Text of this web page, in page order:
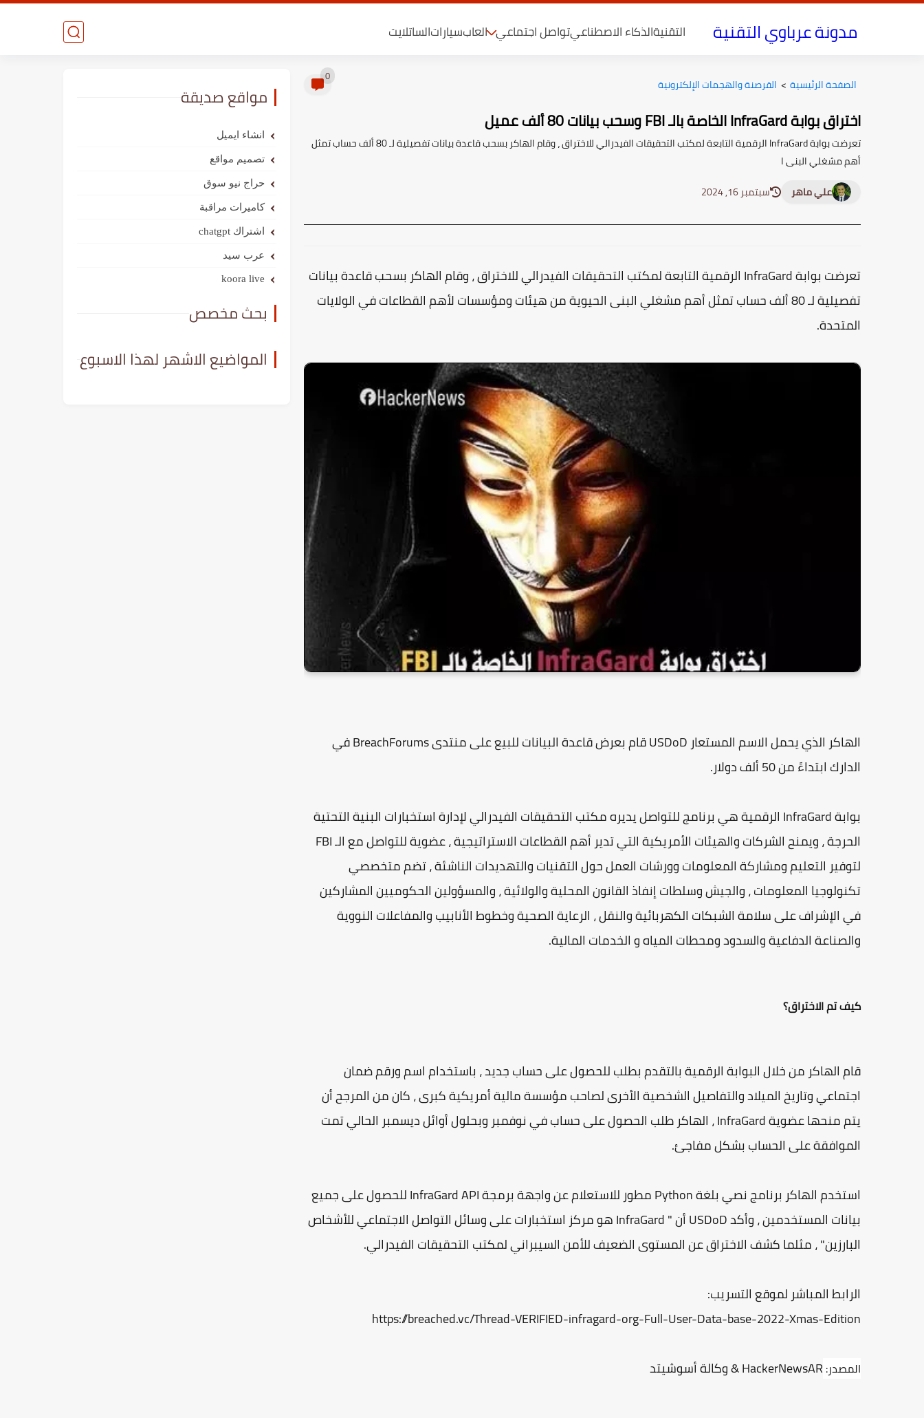
مدونة عرباوي التقنية التقنيةالذكاء الاصطناعيتواصل اجتماعي العابسياراتالساتلايت
الصفحة الرئيسية > القرصنة والهجمات الإلكترونية 0
اختراق بوابة InfraGard الخاصة بالـ FBI وسحب بيانات 80 ألف عميل
تعرضت بوابة InfraGard الرقمية التابعة لمكتب التحقيقات الفيدرالي للاختراق ، وقام الهاكر بسحب قاعدة بيانات تفصيلية لـ 80 ألف حساب تمثل
أهم مشغلي البنى ا
علي ماهر
سبتمبر 16, 2024
تعرضت بوابة InfraGard الرقمية التابعة لمكتب التحقيقات الفيدرالي للاختراق ، وقام الهاكر بسحب قاعدة بيانات
تفصيلية لـ 80 ألف حساب تمثل أهم مشغلي البنى الحيوية من هيئات ومؤسسات لأهم القطاعات في الولايات
المتحدة.
الهاكر الذي يحمل الاسم المستعار USDoD قام بعرض قاعدة البيانات للبيع على منتدى BreachForums في
الدارك ابتداءً من 50 ألف دولار.
بوابة InfraGard الرقمية هي برنامج للتواصل يديره مكتب التحقيقات الفيدرالي لإدارة استخبارات البنية التحتية
الحرجة ، ويمنح الشركات والهيئات الأمريكية التي تدير أهم القطاعات الاستراتيجية ، عضوية للتواصل مع الـ FBI
لتوفير التعليم ومشاركة المعلومات وورشات العمل حول التقنيات والتهديدات الناشئة ، تضم متخصصي
تكنولوجيا المعلومات ، والجيش وسلطات إنفاذ القانون المحلية والولائية ، والمسؤولين الحكوميين المشاركين
في الإشراف على سلامة الشبكات الكهربائية والنقل ، الرعاية الصحية وخطوط الأنابيب والمفاعلات النووية
والصناعة الدفاعية والسدود ومحطات المياه و الخدمات المالية.
كيف تم الاختراق؟
قام الهاكر من خلال البوابة الرقمية بالتقدم بطلب للحصول على حساب جديد ، باستخدام اسم ورقم ضمان
اجتماعي وتاريخ الميلاد والتفاصيل الشخصية الأخرى لصاحب مؤسسة مالية أمريكية كبرى ، كان من المرجح أن
يتم منحها عضوية InfraGard ، الهاكر طلب الحصول على حساب في نوفمبر وبحلول أوائل ديسمبر الحالي تمت
الموافقة على الحساب بشكل مفاجئ.
استخدم الهاكر برنامج نصي بلغة Python مطور للاستعلام عن واجهة برمجة InfraGard API للحصول على جميع
بيانات المستخدمين ، وأكد USDoD أن " InfraGard هو مركز استخبارات على وسائل التواصل الاجتماعي للأشخاص
البارزين" ، مثلما كشف الاختراق عن المستوى الضعيف للأمن السيبراني لمكتب التحقيقات الفيدرالي.
الرابط المباشر لموقع التسريب:
https://breached.vc/Thread-VERIFIED-infragard-org-Full-User-Data-base-2022-Xmas-Edition
المصدر: HackerNewsAR & وكالة أسوشيتد
مواقع صديقة
انشاء ايميل
تصميم مواقع
حراج نيو سوق
كاميرات مراقبة
اشتراك chatgpt
عرب سيد
koora live
بحث مخصص
المواضيع الاشهر لهذا الاسبوع